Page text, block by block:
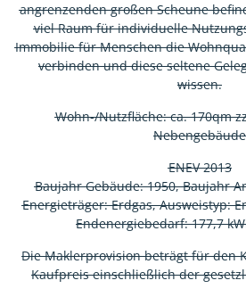
angrenzenden großen Scheune
viel Raum für individuelle
Immobilie für Menschen die
verbinden und diese seltene
wissen.
Wohn-/Nutzfläche: ca. 170qm
Nebengebäude
ENEV 2013
Baujahr Gebäude: 1950, Baujahr
Energieträger: Erdgas, Ausweistyp:
Endenergiebedarf: 177,7
Die Maklerprovision beträgt für den
Kaufpreis einschließlich der